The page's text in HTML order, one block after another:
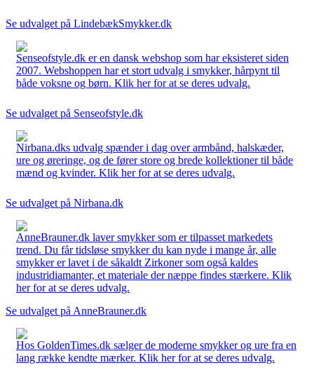
Se udvalget på LindebækSmykker.dk
Senseofstyle.dk er en dansk webshop som har eksisteret siden
2007. Webshoppen har et stort udvalg i smykker, hårpynt til
både voksne og børn. Klik her for at se deres udvalg.
Se udvalget på Senseofstyle.dk
Nirbana.dks udvalg spænder i dag over armbånd, halskæder,
ure og øreringe, og de fører store og brede kollektioner til både
mænd og kvinder. Klik her for at se deres udvalg.
Se udvalget på Nirbana.dk
AnneBrauner.dk laver smykker som er tilpasset markedets
trend. Du får tidsløse smykker du kan nyde i mange år, alle
smykker er lavet i de såkaldt Zirkoner som også kaldes
industridiamanter, et materiale der næppe findes stærkere. Klik
her for at se deres udvalg.
Se udvalget på AnneBrauner.dk
Hos GoldenTimes.dk sælger de moderne smykker og ure fra en
lang række kendte mærker. Klik her for at se deres udvalg.